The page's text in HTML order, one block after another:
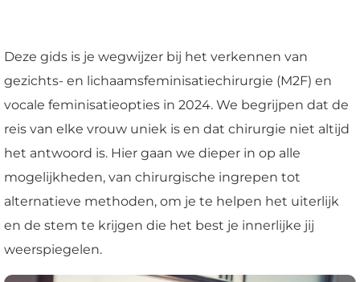
Deze gids is je wegwijzer bij het verkennen van
gezichts- en lichaamsfeminisatiechirurgie (M2F) en
vocale feminisatieopties in 2024. We begrijpen dat de
reis van elke vrouw uniek is en dat chirurgie niet altijd
het antwoord is. Hier gaan we dieper in op alle
mogelijkheden, van chirurgische ingrepen tot
alternatieve methoden, om je te helpen het uiterlijk
en de stem te krijgen die het best je innerlijke jij
weerspiegelen.